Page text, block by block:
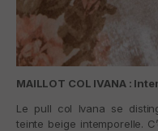
MAILLOT COL IVANA :
Le pull col Ivana se
teinte beige intemporelle.